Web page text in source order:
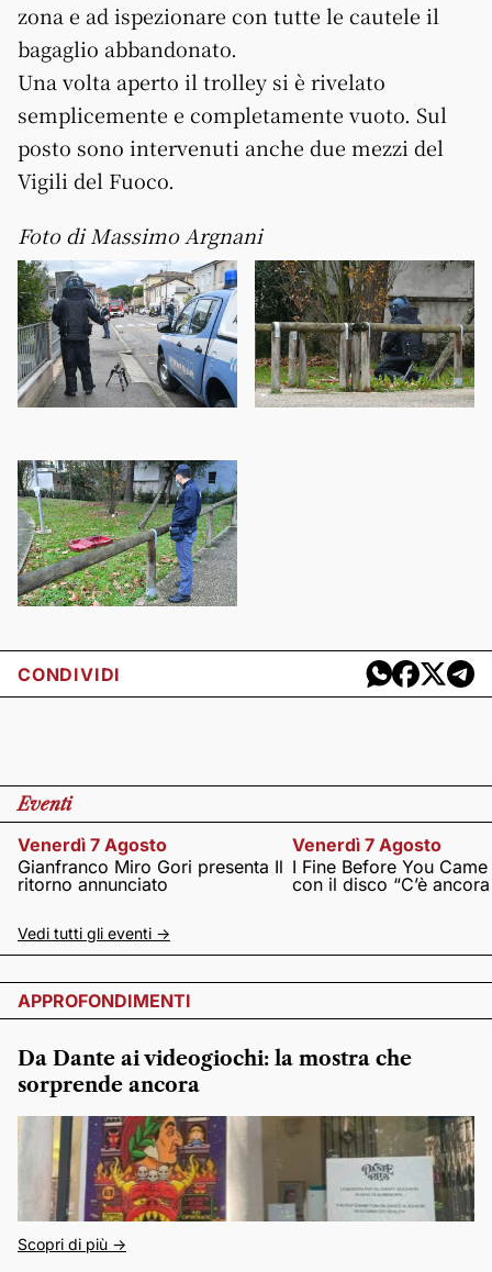
zona e ad ispezionare con tutte le cautele il
bagaglio abbandonato.
Una volta aperto il trolley si è rivelato
semplicemente e completamente vuoto. Sul
posto sono intervenuti anche due mezzi del
Vigili del Fuoco.
Foto di Massimo Argnani
CONDIVIDI
Eventi
Venerdì 7 Agosto
Gianfranco Miro Gori presenta Il
ritorno annunciato
Venerdì 7 Agosto
I Fine Before You
con il disco “C’è
Vedi tutti gli eventi ->
APPROFONDIMENTI
Da Dante ai videogiochi: la mostra che
sorprende ancora
Scopri di più ->